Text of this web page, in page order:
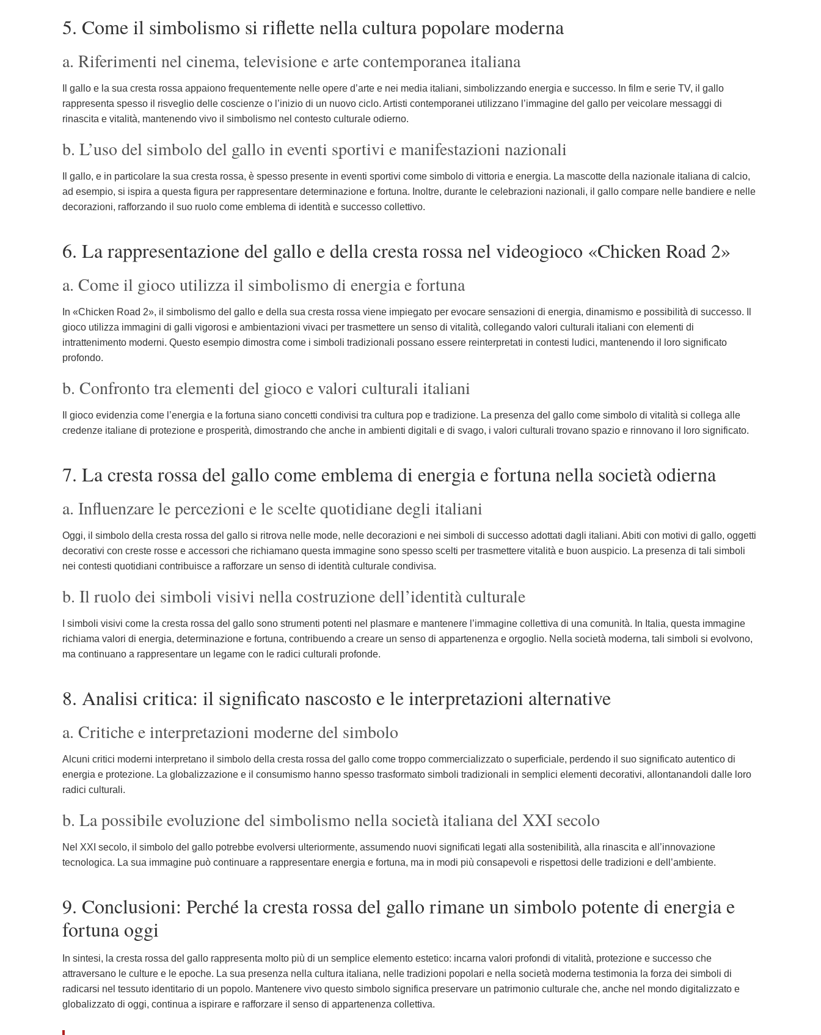
5. Come il simbolismo si riflette nella cultura popolare moderna
a. Riferimenti nel cinema, televisione e arte contemporanea italiana
Il gallo e la sua cresta rossa appaiono frequentemente nelle opere d’arte e nei media italiani, simbolizzando energia e successo. In film e serie TV, il gallo
rappresenta spesso il risveglio delle coscienze o l’inizio di un nuovo ciclo. Artisti contemporanei utilizzano l’immagine del gallo per veicolare messaggi di
rinascita e vitalità, mantenendo vivo il simbolismo nel contesto culturale odierno.
b. L’uso del simbolo del gallo in eventi sportivi e manifestazioni nazionali
Il gallo, e in particolare la sua cresta rossa, è spesso presente in eventi sportivi come simbolo di vittoria e energia. La mascotte della nazionale italiana di calcio,
ad esempio, si ispira a questa figura per rappresentare determinazione e fortuna. Inoltre, durante le celebrazioni nazionali, il gallo compare nelle bandiere e nelle
decorazioni, rafforzando il suo ruolo come emblema di identità e successo collettivo.
6. La rappresentazione del gallo e della cresta rossa nel videogioco «Chicken Road 2»
a. Come il gioco utilizza il simbolismo di energia e fortuna
In «Chicken Road 2», il simbolismo del gallo e della sua cresta rossa viene impiegato per evocare sensazioni di energia, dinamismo e possibilità di successo. Il
gioco utilizza immagini di galli vigorosi e ambientazioni vivaci per trasmettere un senso di vitalità, collegando valori culturali italiani con elementi di
intrattenimento moderni. Questo esempio dimostra come i simboli tradizionali possano essere reinterpretati in contesti ludici, mantenendo il loro significato
profondo.
b. Confronto tra elementi del gioco e valori culturali italiani
Il gioco evidenzia come l’energia e la fortuna siano concetti condivisi tra cultura pop e tradizione. La presenza del gallo come simbolo di vitalità si collega alle
credenze italiane di protezione e prosperità, dimostrando che anche in ambienti digitali e di svago, i valori culturali trovano spazio e rinnovano il loro significato.
7. La cresta rossa del gallo come emblema di energia e fortuna nella società odierna
a. Influenzare le percezioni e le scelte quotidiane degli italiani
Oggi, il simbolo della cresta rossa del gallo si ritrova nelle mode, nelle decorazioni e nei simboli di successo adottati dagli italiani. Abiti con motivi di gallo, oggetti
decorativi con creste rosse e accessori che richiamano questa immagine sono spesso scelti per trasmettere vitalità e buon auspicio. La presenza di tali simboli
nei contesti quotidiani contribuisce a rafforzare un senso di identità culturale condivisa.
b. Il ruolo dei simboli visivi nella costruzione dell’identità culturale
I simboli visivi come la cresta rossa del gallo sono strumenti potenti nel plasmare e mantenere l’immagine collettiva di una comunità. In Italia, questa immagine
richiama valori di energia, determinazione e fortuna, contribuendo a creare un senso di appartenenza e orgoglio. Nella società moderna, tali simboli si evolvono,
ma continuano a rappresentare un legame con le radici culturali profonde.
8. Analisi critica: il significato nascosto e le interpretazioni alternative
a. Critiche e interpretazioni moderne del simbolo
Alcuni critici moderni interpretano il simbolo della cresta rossa del gallo come troppo commercializzato o superficiale, perdendo il suo significato autentico di
energia e protezione. La globalizzazione e il consumismo hanno spesso trasformato simboli tradizionali in semplici elementi decorativi, allontanandoli dalle loro
radici culturali.
b. La possibile evoluzione del simbolismo nella società italiana del XXI secolo
Nel XXI secolo, il simbolo del gallo potrebbe evolversi ulteriormente, assumendo nuovi significati legati alla sostenibilità, alla rinascita e all’innovazione
tecnologica. La sua immagine può continuare a rappresentare energia e fortuna, ma in modi più consapevoli e rispettosi delle tradizioni e dell’ambiente.
9. Conclusioni: Perché la cresta rossa del gallo rimane un simbolo potente di energia e
fortuna oggi
In sintesi, la cresta rossa del gallo rappresenta molto più di un semplice elemento estetico: incarna valori profondi di vitalità, protezione e successo che
attraversano le culture e le epoche. La sua presenza nella cultura italiana, nelle tradizioni popolari e nella società moderna testimonia la forza dei simboli di
radicarsi nel tessuto identitario di un popolo. Mantenere vivo questo simbolo significa preservare un patrimonio culturale che, anche nel mondo digitalizzato e
globalizzato di oggi, continua a ispirare e rafforzare il senso di appartenenza collettiva.